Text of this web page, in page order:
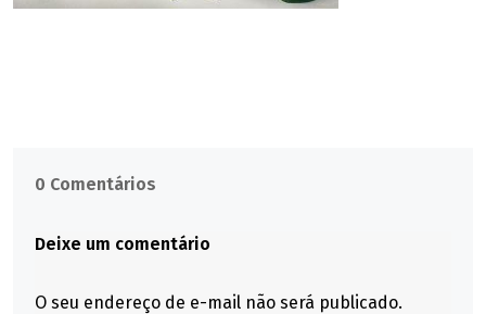
0 Comentários
Deixe um comentário
O seu endereço de e-mail não será publicado.